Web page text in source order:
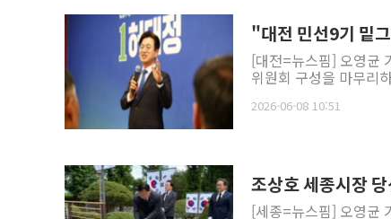
"대전 민선9기 밑
[대전=뉴스핌] 오영균
위원회 구성을 마무리
2026-06-08 10:51
조상호 세종시장
[세종=뉴스핌] 오영균